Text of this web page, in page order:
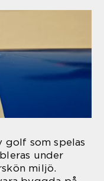
golf som spelas
under
miljö.